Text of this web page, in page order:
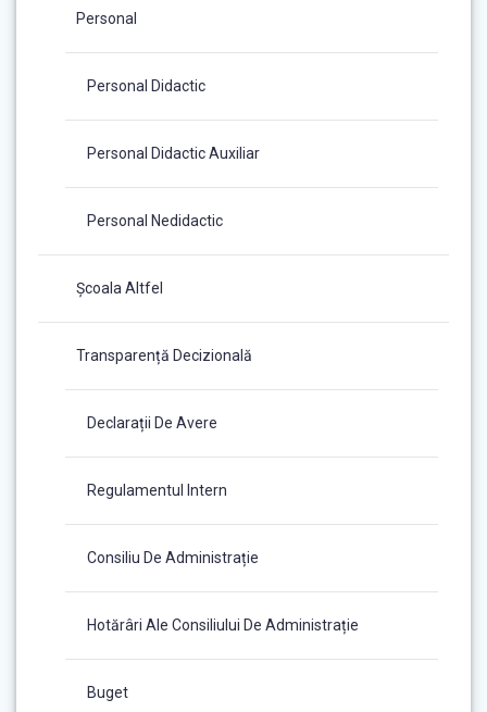
Personal
Personal Didactic
Personal Didactic Auxiliar
Personal Nedidactic
Școala Altfel
Transparență Decizională
Declarații De Avere
Regulamentul Intern
Consiliu De Administrație
Hotărâri Ale Consiliului De Administrație
Buget